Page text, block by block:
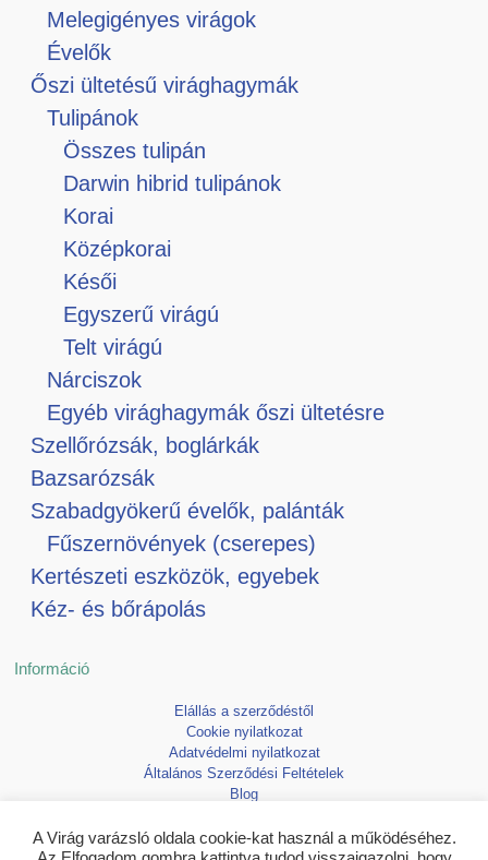
Melegigényes virágok
Évelők
Őszi ültetésű virághagymák
Tulipánok
Összes tulipán
Darwin hibrid tulipánok
Korai
Középkorai
Késői
Egyszerű virágú
Telt virágú
Nárciszok
Egyéb virághagymák őszi ültetésre
Szellőrózsák, boglárkák
Bazsarózsák
Szabadgyökerű évelők, palánták
Fűszernövények (cserepes)
Kertészeti eszközök, egyebek
Kéz- és bőrápolás
Információ
Elállás a szerződéstől
Cookie nyilatkozat
Adatvédelmi nyilatkozat
Általános Szerződési Feltételek
Blog
A Virág varázsló oldala cookie-kat használ a működéséhez.